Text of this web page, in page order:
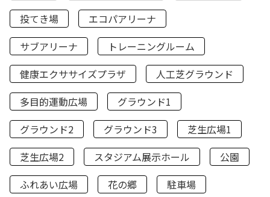
投てき場
エコパアリーナ
サブアリーナ
トレーニングルーム
健康エクササイズプラザ
人工芝グラウンド
多目的運動広場
グラウンド1
グラウンド2
グラウンド3
芝生広場1
芝生広場2
スタジアム展示ホール
公園
ふれあい広場
花の郷
駐車場